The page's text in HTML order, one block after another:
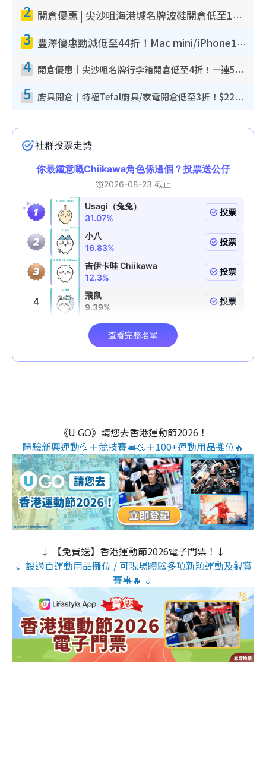
2 開倉優惠 | 尖沙咀海港城名牌波鞋開倉低至1折！On鞋$899起／Joy&Peace鞋履$98起
3 豐澤優惠勁減低至44折！Mac mini/iPhone17Pro大減價！廚房家電$220起
4 開倉優惠｜尖沙咀名牌行李箱開倉低至4折！一連5日 American Tourister/ace./Hallmark $200起！
5 廚具開倉｜特福Tefal廚具/家電開倉低至3折！$220起買平底鍋/炒鑊/湯煲！電飯煲/吸塵機/燙斗$418起
《U GO》請您去香港運動節2026！
體驗新興運動💦＋競技賽事💪＋100+運動用品攤位🔥
↓ 【免費送】香港運動節2026電子門票！↓
↓ 設過百運動用品攤位 / 可現場體驗多項新穎運動及觀賞
賽事🔥 ↓